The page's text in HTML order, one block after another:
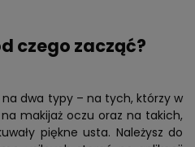
czego zacząć?
na dwa typy – na tych, którzy w
makijaż oczu oraz na takich,
piękne usta. Należysz do